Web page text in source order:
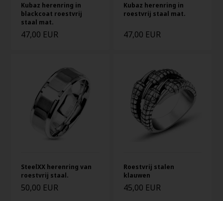
Kubaz herenring in
blackcoat roestvrij
staal mat.
47,00 EUR
Kubaz herenring in
roestvrij staal mat.
47,00 EUR
SteelXX herenring van
roestvrij staal.
50,00 EUR
Roestvrij stalen
klauwen
45,00 EUR